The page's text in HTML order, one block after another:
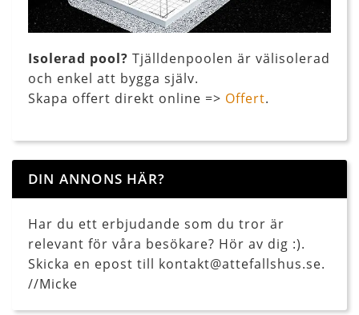
Isolerad pool? Tjälldenpoolen är välisolerad
och enkel att bygga själv.
Skapa offert direkt online => Offert.
DIN ANNONS HÄR?
Har du ett erbjudande som du tror är
relevant för våra besökare? Hör av dig :).
Skicka en epost till kontakt@attefallshus.se.
//Micke